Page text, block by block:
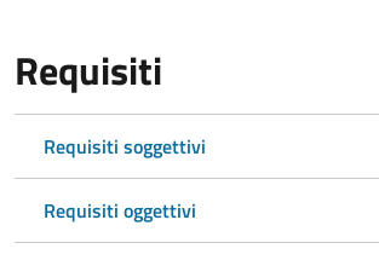
Requisiti
Requisiti soggettivi
Requisiti oggettivi